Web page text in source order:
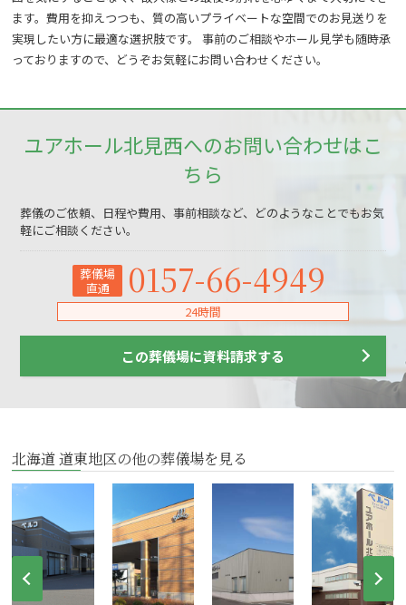
ます。費用を抑えつつも、質の高いプライベートな空間でのお見送りを
実現したい方に最適な選択肢です。 事前のご相談やホール見学も随時承
っておりますので、どうぞお気軽にお問い合わせください。
ユアホール北見西へのお問い合わせはこ
ちら
葬儀のご依頼、日程や費用、事前相談など、どのようなことでもお気
軽にご相談ください。
葬儀場
直通
0157-66-4949
24時間
この葬儀場に資料請求する
北海道 道東地区の他の葬儀場を見る
Prev